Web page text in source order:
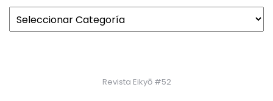
Revista Eikyō #52